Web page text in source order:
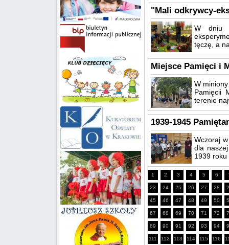
"Mali odkrywcy-
W dniu
tęczę, a
Miejsce Pamięci i
W
Pamięcii
terenie
1939-1945
Wczoraj
dla
1939 roku
1 2 3 4 5 6
23 24 25 26 27 28
45 46 47 48 49 50
67 68 69 70 71 72
89 90 91 92 93 94
111 112 113 114 115 116